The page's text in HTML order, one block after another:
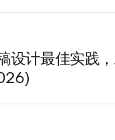
设计最佳实践